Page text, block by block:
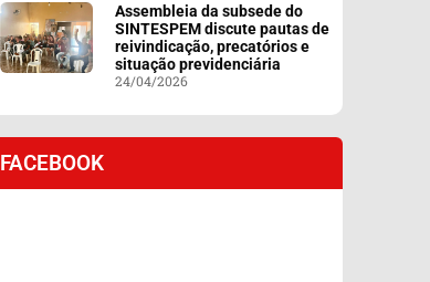
Assembleia da subsede do
SINTESPEM discute pautas de
reivindicação, precatórios e
situação previdenciária
24/04/2026
FACEBOOK